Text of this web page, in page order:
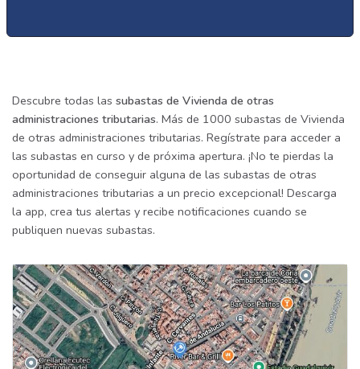
Descubre todas las subastas de Vivienda de otras
administraciones tributarias. Más de 1000 subastas de Vivienda
de otras administraciones tributarias. Regístrate para acceder a
las subastas en curso y de próxima apertura. ¡No te pierdas la
oportunidad de conseguir alguna de las subastas de otras
administraciones tributarias a un precio excepcional! Descarga
la app, crea tus alertas y recibe notificaciones cuando se
publiquen nuevas subastas.